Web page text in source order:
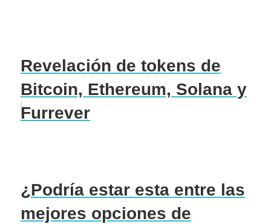
Revelación de tokens de
Bitcoin, Ethereum, Solana y
Furrever
¿Podría estar esta entre las
mejores opciones de